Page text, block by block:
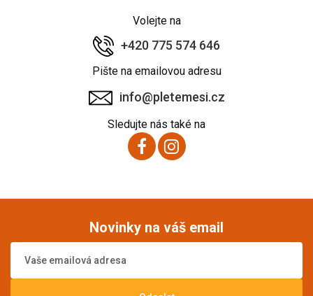
Volejte na
+420 775 574 646
Pište na emailovou adresu
info@pletemesi.cz
Sledujte nás také na
Novinky na váš email